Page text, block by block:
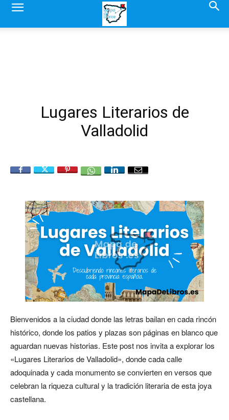
Lugares Literarios de
Valladolid
Bienvenidos a la ciudad donde las letras bailan en cada rincón
histórico, donde los patios y plazas son páginas en blanco que
aguardan nuevas historias. Este post nos invita a explorar los
«Lugares Literarios de Valladolid», donde cada calle
adoquinada y cada monumento se convierten en versos que
celebran la riqueza cultural y la tradición literaria de esta joya
castellana.